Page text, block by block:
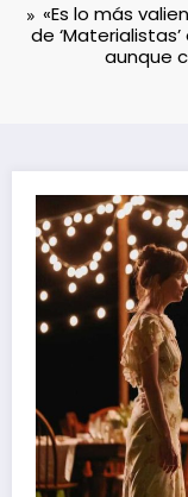
«Es lo más
de
aunque